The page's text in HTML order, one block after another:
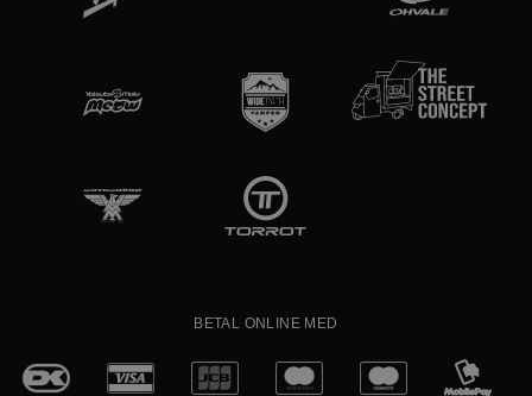
BETAL ONLINE MED